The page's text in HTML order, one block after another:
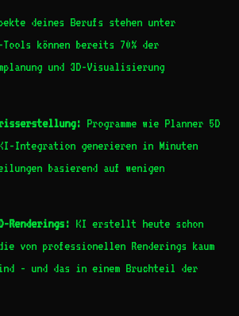
deines Berufs stehen unter
Tools können bereits 70% der
und 3D-Visualisierung
Programme wie Planner 5D
Integration generieren in Minuten
basierend auf wenigen
Renderings: KI erstellt heute schon
von professionellen Renderings kaum
- und das in einem Bruchteil der